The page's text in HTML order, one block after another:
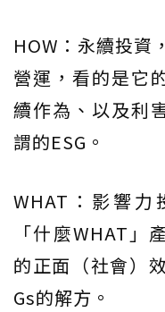
HOW：永續投資
營運，看的是它
續作為、以及利
謂的ESG。
WHAT：影響
「什麼WHAT」
的正面（社會）
Gs的解方。